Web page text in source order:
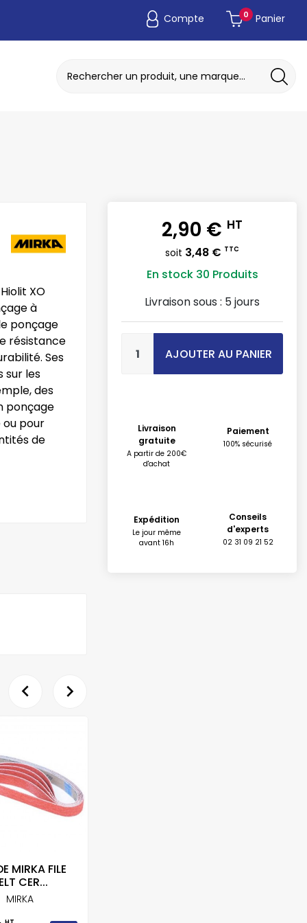
Compte 0 Panier
XO
à
ponçage
résistance
Ses
sur les
des
ponçage
ou pour
de

MIRKA FILE
CER...
MIRKA

2,90 € HT
soit 3,48 € TTC
En stock 30 Produits
Livraison sous : 5 jours
AJOUTER AU PANIER
Livraison
gratuite
A partir de 200€
d'achat
Paiement
100% sécurisé
Expédition
Le jour même
avant 16h
Conseils
d'experts
02 31 09 21 52